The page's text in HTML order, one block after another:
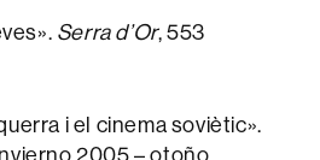
Serra d’Or, 553
i el cinema soviètic».
2005 – otoño